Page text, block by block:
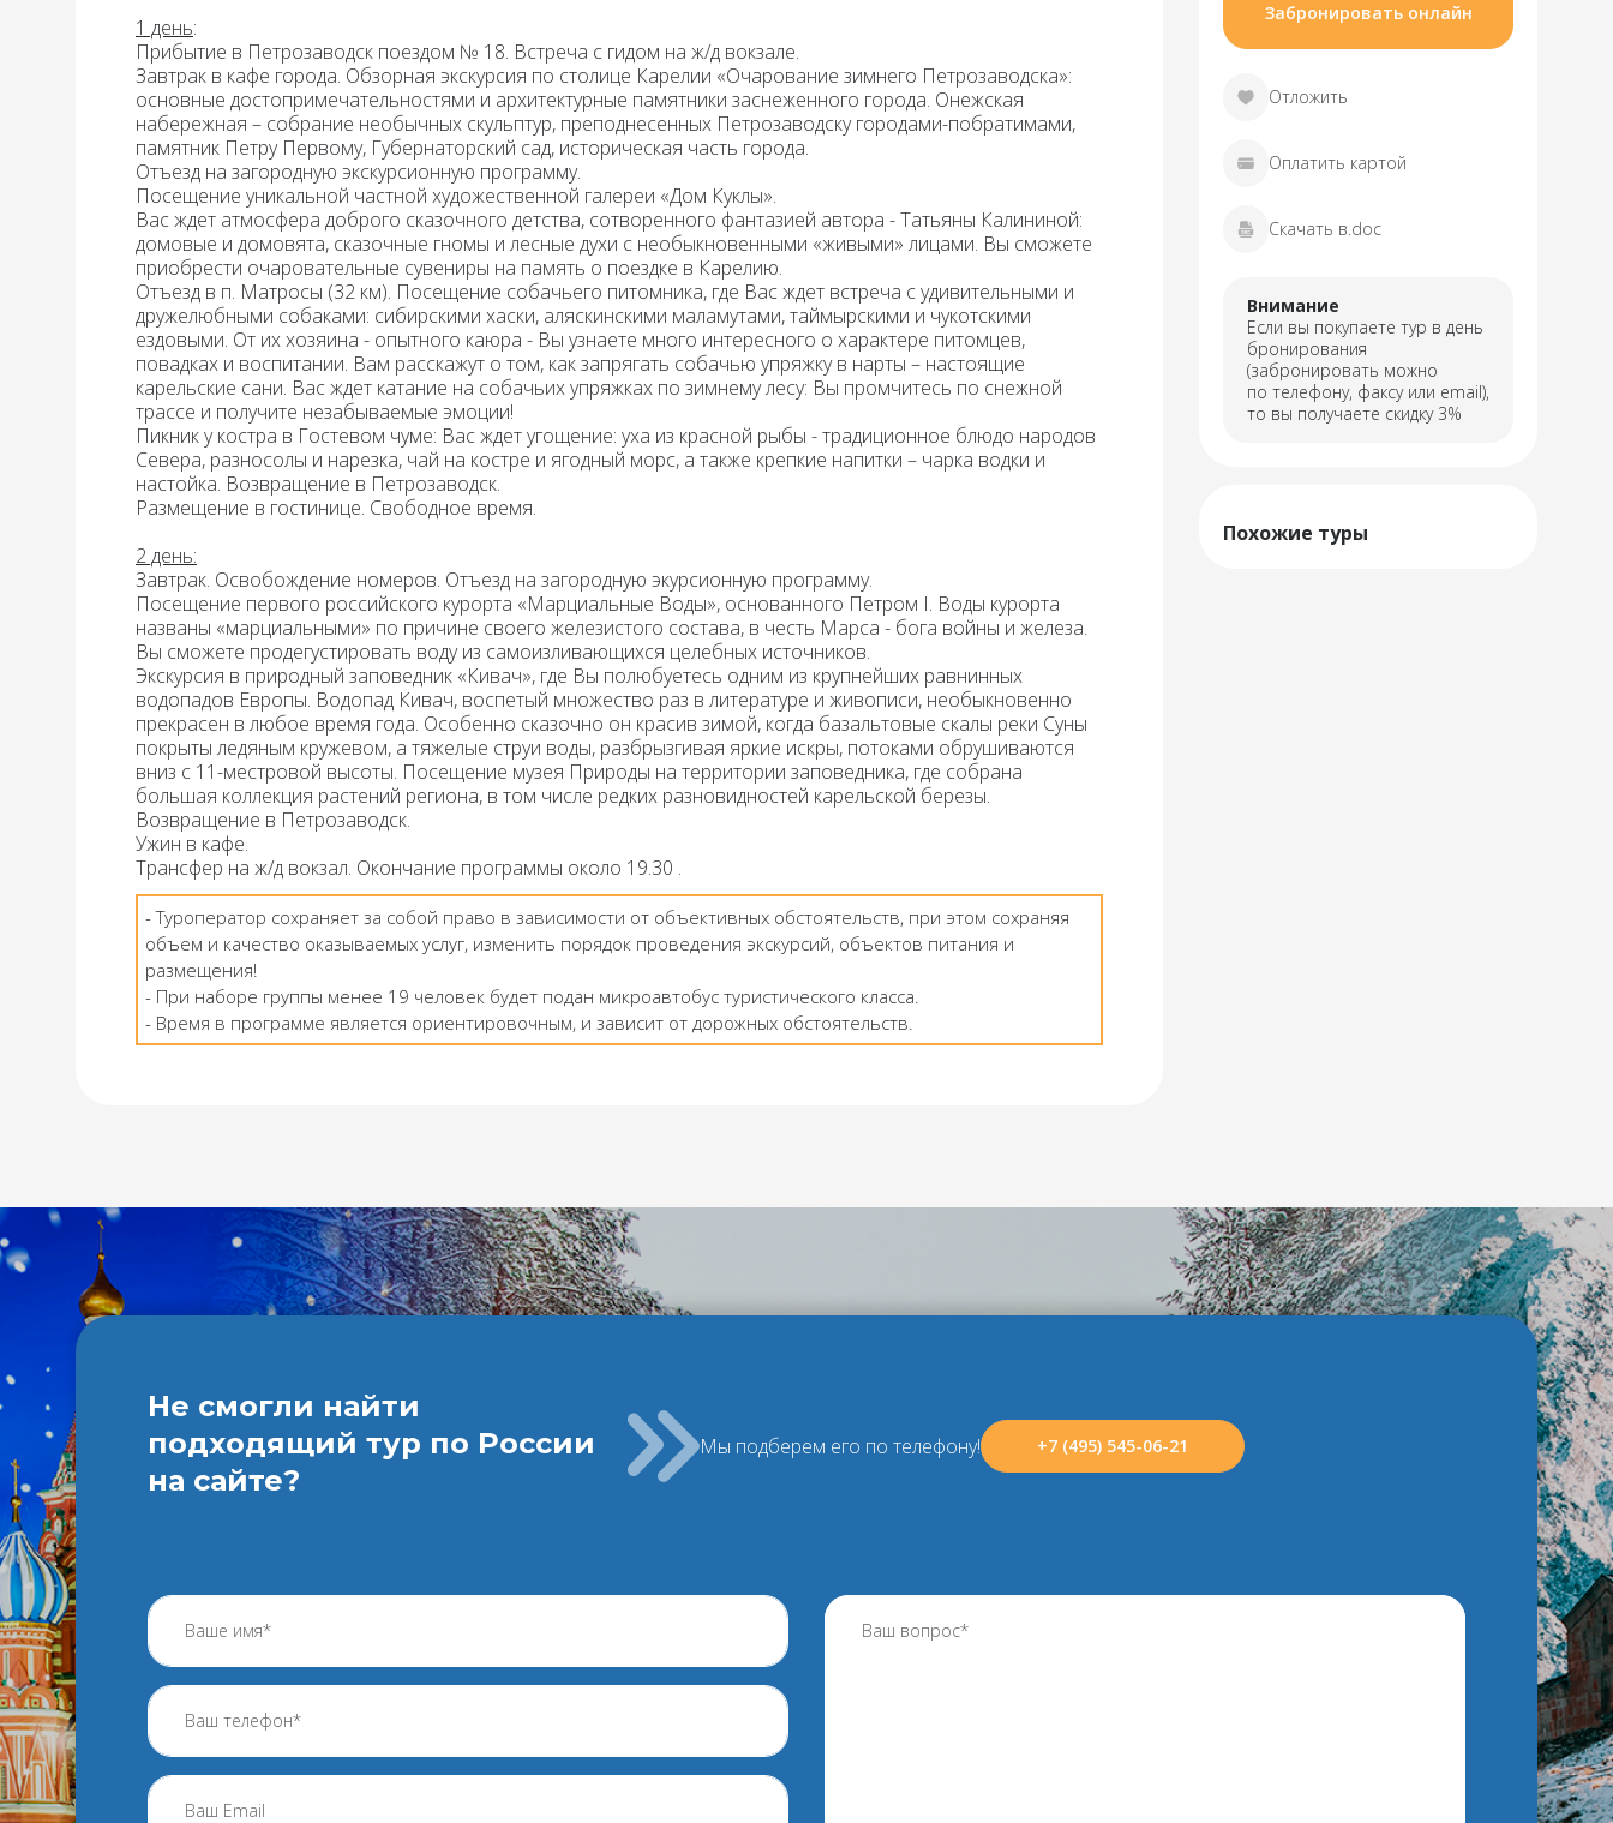
1 день:
Прибытие в Петрозаводск поездом № 18. Встреча с гидом на ж/д вокзале.
Завтрак в кафе города. Обзорная экскурсия по столице Карелии «Очарование зимнего Петрозаводска»:
основные достопримечательностями и архитектурные памятники заснеженного города. Онежская
набережная – собрание необычных скульптур, преподнесенных Петрозаводску городами-побратимами,
памятник Петру Первому, Губернаторский сад, историческая часть города.
Отъезд на загородную экскурсионную программу.
Посещение уникальной частной художественной галереи «Дом Куклы».
Вас ждет атмосфера доброго сказочного детства, сотворенного фантазией автора - Татьяны Калининой:
домовые и домовята, сказочные гномы и лесные духи с необыкновенными «живыми» лицами. Вы сможете
приобрести очаровательные сувениры на память о поездке в Карелию.
Отъезд в п. Матросы (32 км). Посещение собачьего питомника, где Вас ждет встреча с удивительными и
дружелюбными собаками: сибирскими хаски, аляскинскими маламутами, таймырскими и чукотскими
ездовыми. От их хозяина - опытного каюра - Вы узнаете много интересного о характере питомцев,
повадках и воспитании. Вам расскажут о том, как запрягать собачью упряжку в нарты – настоящие
карельские сани. Вас ждет катание на собачьих упряжках по зимнему лесу: Вы промчитесь по снежной
трассе и получите незабываемые эмоции!
Пикник у костра в Гостевом чуме: Вас ждет угощение: уха из красной рыбы - традиционное блюдо народов
Севера, разносолы и нарезка, чай на костре и ягодный морс, а также крепкие напитки – чарка водки и
настойка. Возвращение в Петрозаводск.
Размещение в гостинице. Свободное время.
2 день:
Завтрак. Освобождение номеров. Отъезд на загородную экурсионную программу.
Посещение первого российского курорта «Марциальные Воды», основанного Петром I. Воды курорта
названы «марциальными» по причине своего железистого состава, в честь Марса - бога войны и железа.
Вы сможете продегустировать воду из самоизливающихся целебных источников.
Экскурсия в природный заповедник «Кивач», где Вы полюбуетесь одним из крупнейших равнинных
водопадов Европы. Водопад Кивач, воспетый множество раз в литературе и живописи, необыкновенно
прекрасен в любое время года. Особенно сказочно он красив зимой, когда базальтовые скалы реки Суны
покрыты ледяным кружевом, а тяжелые струи воды, разбрызгивая яркие искры, потоками обрушиваются
вниз с 11-местровой высоты. Посещение музея Природы на территории заповедника, где собрана
большая коллекция растений региона, в том числе редких разновидностей карельской березы.
Возвращение в Петрозаводск.
Ужин в кафе.
Трансфер на ж/д вокзал. Окончание программы около 19.30 .
- Туроператор сохраняет за собой право в зависимости от объективных обстоятельств, при этом сохраняя
объем и качество оказываемых услуг, изменить порядок проведения экскурсий, объектов питания и
размещения!
- При наборе группы менее 19 человек будет подан микроавтобус туристического класса.
- Время в программе является ориентировочным, и зависит от дорожных обстоятельств.
Забронировать онлайн
Отложить
Оплатить картой
Скачать в.doc
Внимание
Если вы покупаете тур в день
бронирования
(забронировать можно
по телефону, факсу или email),
то вы получаете скидку 3%
Похожие туры
Не смогли найти
подходящий тур по России
на сайте?
Мы подберем его по телефону! +7 (495) 545-06-21